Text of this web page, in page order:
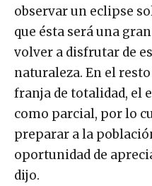
observar un eclipse
que ésta será una
volver a disfrutar de
naturaleza. En el
franja de totalidad, el
como parcial, por lo
preparar a la
oportunidad de
dijo.